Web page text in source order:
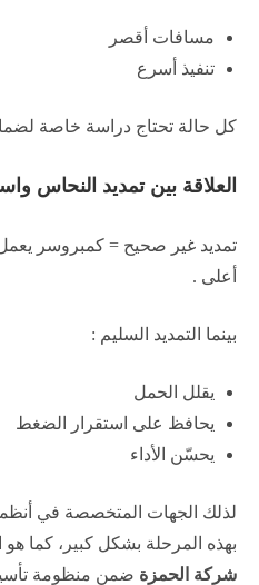
مسافات أقصر
تنفيذ أسرع
كل حالة تحتاج دراسة خاصة
العلاقة بين تمديد النحاس
تمديد غير صحيح = كمبروسر يعمل
أعلى .
بينما التمديد السليم :
يقلل الحمل
يحافظ على استقرار الضغط
يحسّن الأداء
لذلك الجهات المتخصصة في
بهذه المرحلة بشكل كبير، كما هو
شركة الحمزة ضمن منظومة